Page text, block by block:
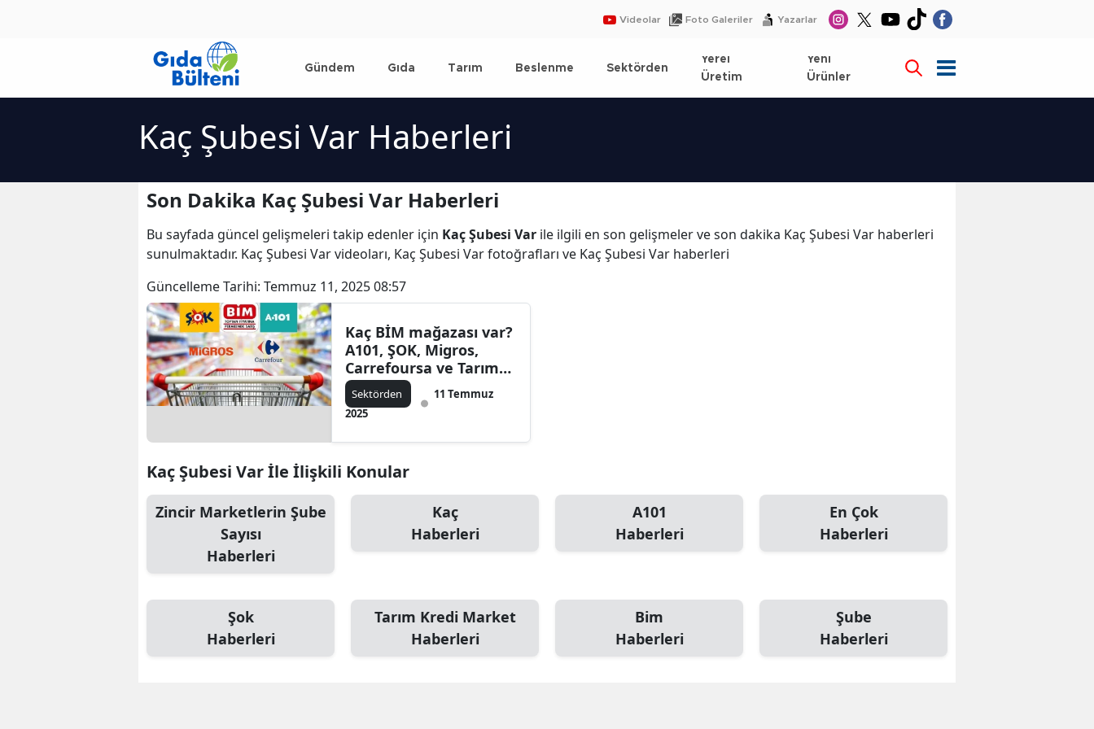
Videolar Foto Galeriler Yazarlar
Gündem Gıda Tarım Beslenme Sektörden
Yerel
Üretim
Yeni
Ürünler
Kaç Şubesi Var Haberleri
Son Dakika Kaç Şubesi Var Haberleri
Bu sayfada güncel gelişmeleri takip edenler için Kaç Şubesi Var ile ilgili en son gelişmeler ve son dakika Kaç Şubesi Var haberleri
sunulmaktadır. Kaç Şubesi Var videoları, Kaç Şubesi Var fotoğrafları ve Kaç Şubesi Var haberleri
Güncelleme Tarihi: Temmuz 11, 2025 08:57
Kaç BİM mağazası var?
A101, ŞOK, Migros,
Carrefoursa ve Tarım
Kredi.. En çok şube
hangisinin?
Sektörden
11 Temmuz
2025
Kaç Şubesi Var İle İlişkili Konular
Zincir Marketlerin Şube
Sayısı
Haberleri
Kaç
Haberleri
A101
Haberleri
En Çok
Haberleri
Şok
Haberleri
Tarım Kredi Market
Haberleri
Bim
Haberleri
Şube
Haberleri